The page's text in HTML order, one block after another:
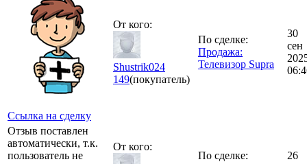
Ссылка на сделку
От кого:
Shustrik024
149(покупатель)
По сделке:
Продажа:
Телевизор Supra
30
сен
Отзыв поставлен
автоматически, т.к.
пользователь не
От кого:
По сделке:
26